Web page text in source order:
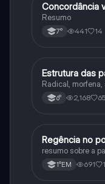
Português
Concordância
Resumo
7° 441 14
Português
Estrutura das
Radical, morfena,
6° 2,168 65
Português
Regência no
resumo sobre a
1°EM 691